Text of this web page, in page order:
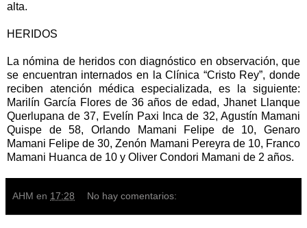
alta.
HERIDOS
La nómina de heridos con diagnóstico en observación, que
se encuentran internados en la Clínica “Cristo Rey”, donde
reciben atención médica especializada, es la siguiente:
Marilín García Flores de 36 años de edad, Jhanet Llanque
Querlupana de 37, Evelín Paxi Inca de 32, Agustín Mamani
Quispe de 58, Orlando Mamani Felipe de 10, Genaro
Mamani Felipe de 30, Zenón Mamani Pereyra de 10, Franco
Mamani Huanca de 10 y Oliver Condori Mamani de 2 años.
AHM en 17:28 No hay comentarios: